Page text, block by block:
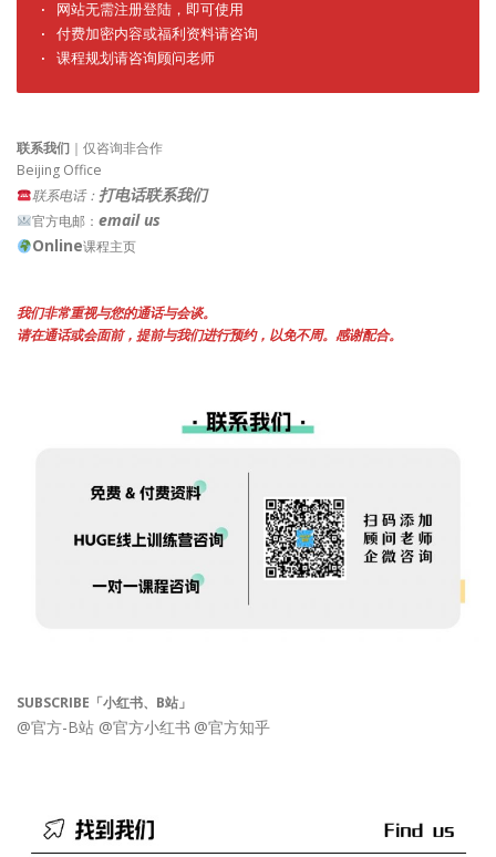
· 网站无需注册登陆，即可使用
· 付费加密内容或福利资料请咨询
· 课程规划请咨询顾问老师
联系我们 ｜仅咨询非合作
Beijing Office
联系电话： 打电话联系我们
官方电邮： email us
Online课程主页
我们非常重视与您的通话与会谈。
请在通话或会面前，提前与我们进行预约，以免不周。感谢配合。
SUBSCRIBE「小红书、B站」
@官方-B站 @官方小红书 @官方知乎